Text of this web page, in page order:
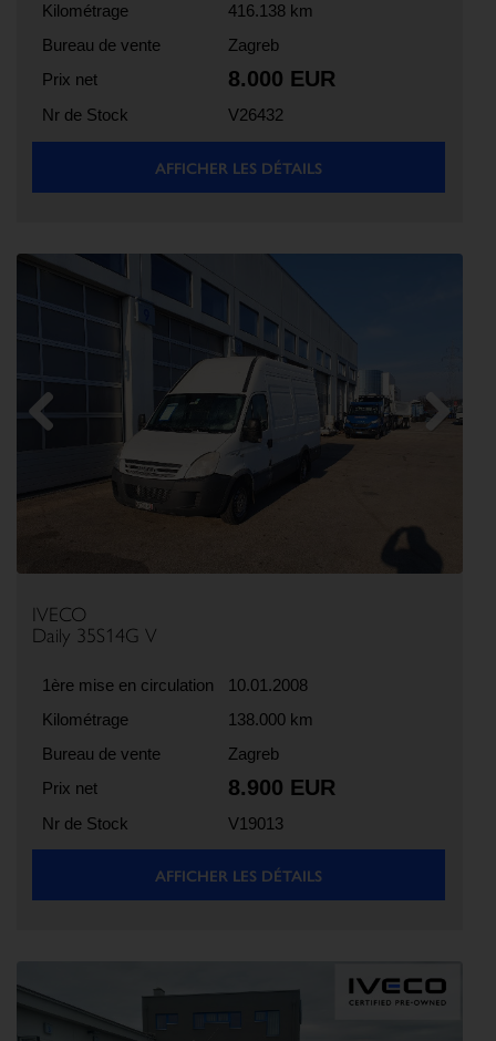
Kilométrage
416.138 km
Bureau de vente
Zagreb
Prix net
8.000 EUR
Nr de Stock V26432
AFFICHER LES DÉTAILS
IVECO
Daily 35S14G V
1ère mise en circulation
10.01.2008
Kilométrage
138.000 km
Bureau de vente
Zagreb
Prix net
8.900 EUR
Nr de Stock V19013
AFFICHER LES DÉTAILS